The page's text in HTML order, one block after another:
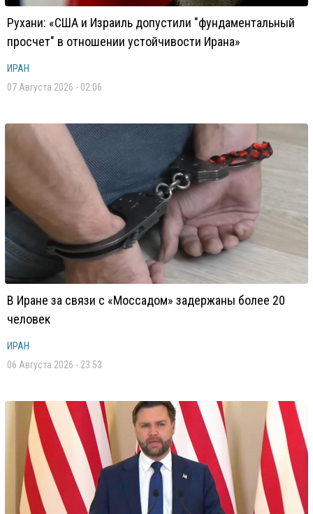
Рухани: «США и Израиль допустили "фундаментальный
просчет" в отношении устойчивости Ирана»
ИРАН
07 Августа 2026 - 02:06
В Иране за связи с «Моссадом» задержаны более 20
человек
ИРАН
06 Августа 2026 - 23:53